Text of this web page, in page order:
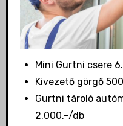
Mini Gurtni csere
Kivezető görgő
Gurtni tároló
2.000.-/db